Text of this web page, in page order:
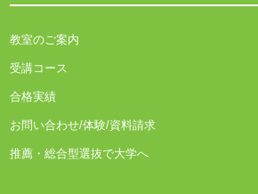
教室のご案内
受講コース
合格実績
お問い合わせ/体験/資料請求
推薦・総合型選抜で大学へ